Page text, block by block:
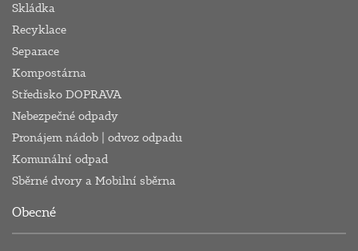
Skládka
Recyklace
Separace
Kompostárna
Středisko DOPRAVA
Nebezpečné odpady
Pronájem nádob | odvoz odpadu
Komunální odpad
Sběrné dvory a Mobilní sběrna
Obecné